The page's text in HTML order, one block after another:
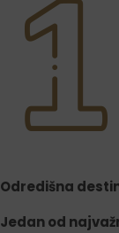
Odredišna
Jedan od